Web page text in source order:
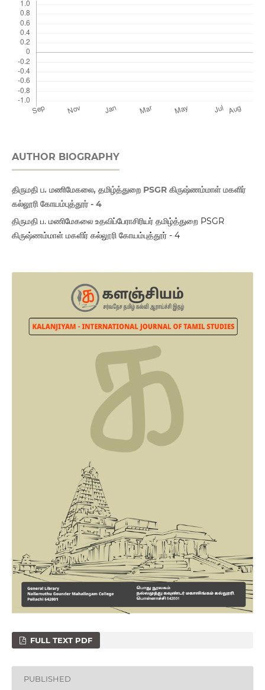
AUTHOR BIOGRAPHY
திருமதி ப. மணிமேகலை, தமிழ்த்துறை PSGR கிருஷ்ணம்மாள் மகளிர்
கல்லூரி கோயம்புத்தூர் - 4
திருமதி ப. மணிமேகலை உதவிப்பேராசிரியர் தமிழ்த்துறை PSGR
கிருஷ்ணம்மாள் மகளிர் கல்லூரி கோயம்புத்தூர் - 4
FULL TEXT PDF
PUBLISHED